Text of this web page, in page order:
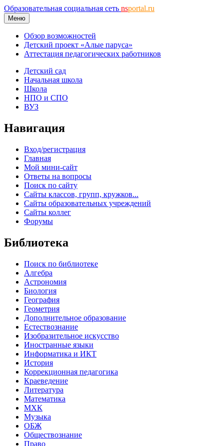
Образовательная социальная сеть nsportal.ru
Меню
Обзор возможностей
Детский проект «Алые паруса»
Аттестация педагогических работников
Детский сад
Начальная школа
Школа
НПО и СПО
ВУЗ
Навигация
Вход/регистрация
Главная
Мой мини-сайт
Ответы на вопросы
Поиск по сайту
Сайты классов, групп, кружков...
Сайты образовательных учреждений
Сайты коллег
Форумы
Библиотека
Поиск по библиотеке
Алгебра
Астрономия
Биология
География
Геометрия
Дополнительное образование
Естествознание
Изобразительное искусство
Иностранные языки
Информатика и ИКТ
История
Коррекционная педагогика
Краеведение
Литература
Математика
МХК
Музыка
ОБЖ
Обществознание
Право